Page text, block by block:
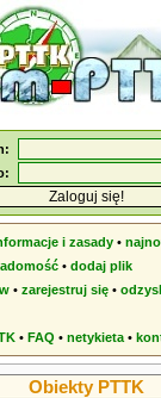
i zasady •
•dodaj plik
•zarejestruj się •
•FAQ •netykieta •
Obiekty PTTK